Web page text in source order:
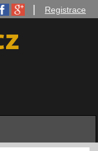
Registrace